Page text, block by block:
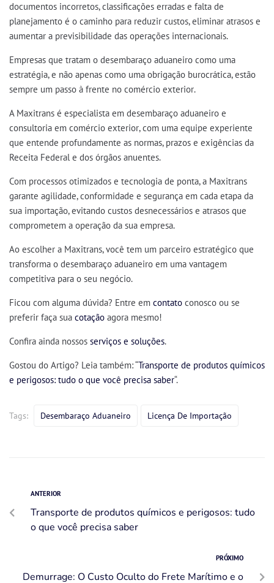
documentos incorretos, classificações erradas e falta de
planejamento é o caminho para reduzir custos, eliminar atrasos e
aumentar a previsibilidade das operações internacionais.
Empresas que tratam o desembaraço aduaneiro como uma
estratégia, e não apenas como uma obrigação burocrática, estão
sempre um passo à frente no comércio exterior.
A Maxitrans é especialista em desembaraço aduaneiro e
consultoria em comércio exterior, com uma equipe experiente
que entende profundamente as normas, prazos e exigências da
Receita Federal e dos órgãos anuentes.
Com processos otimizados e tecnologia de ponta, a Maxitrans
garante agilidade, conformidade e segurança em cada etapa da
sua importação, evitando custos desnecessários e atrasos que
comprometem a operação da sua empresa.
Ao escolher a Maxitrans, você tem um parceiro estratégico que
transforma o desembaraço aduaneiro em uma vantagem
competitiva para o seu negócio.
Ficou com alguma dúvida? Entre em contato conosco ou se
preferir faça sua cotação agora mesmo!
Confira ainda nossos serviços e soluções.
Gostou do Artigo? Leia também: “Transporte de produtos químicos
e perigosos: tudo o que você precisa saber“.
Tags: Desembaraço Aduaneiro Licença De Importação
ANTERIOR
Transporte de produtos químicos e perigosos: tudo
o que você precisa saber
PRÓXIMO
Demurrage: O Custo Oculto do Frete Marítimo e o